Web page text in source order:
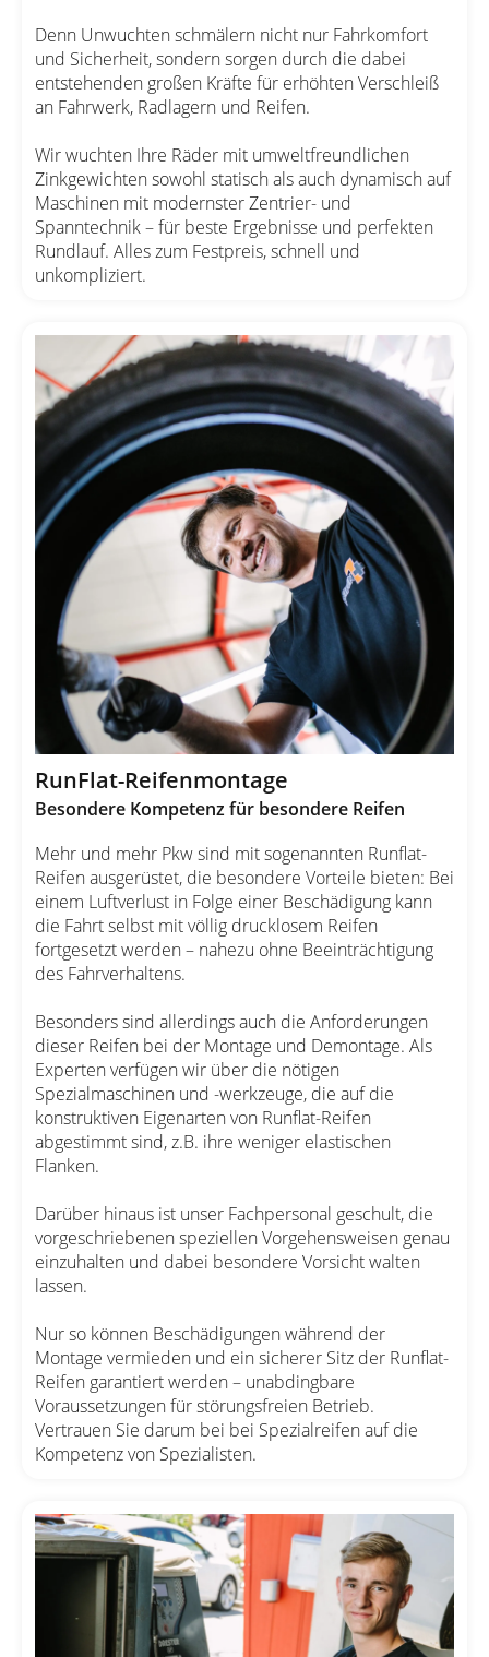
Denn Unwuchten schmälern nicht nur Fahrkomfort
und Sicherheit, sondern sorgen durch die dabei
entstehenden großen Kräfte für erhöhten Verschleiß
an Fahrwerk, Radlagern und Reifen.
Wir wuchten Ihre Räder mit umweltfreundlichen
Zinkgewichten sowohl statisch als auch dynamisch auf
Maschinen mit modernster Zentrier- und
Spanntechnik – für beste Ergebnisse und perfekten
Rundlauf. Alles zum Festpreis, schnell und
unkompliziert.
RunFlat-Reifenmontage
Besondere Kompetenz für besondere Reifen
Mehr und mehr Pkw sind mit sogenannten Runflat-
Reifen ausgerüstet, die besondere Vorteile bieten: Bei
einem Luftverlust in Folge einer Beschädigung kann
die Fahrt selbst mit völlig drucklosem Reifen
fortgesetzt werden – nahezu ohne Beeinträchtigung
des Fahrverhaltens.
Besonders sind allerdings auch die Anforderungen
dieser Reifen bei der Montage und Demontage. Als
Experten verfügen wir über die nötigen
Spezialmaschinen und -werkzeuge, die auf die
konstruktiven Eigenarten von Runflat-Reifen
abgestimmt sind, z.B. ihre weniger elastischen
Flanken.
Darüber hinaus ist unser Fachpersonal geschult, die
vorgeschriebenen speziellen Vorgehensweisen genau
einzuhalten und dabei besondere Vorsicht walten
lassen.
Nur so können Beschädigungen während der
Montage vermieden und ein sicherer Sitz der Runflat-
Reifen garantiert werden – unabdingbare
Voraussetzungen für störungsfreien Betrieb.
Vertrauen Sie darum bei bei Spezialreifen auf die
Kompetenz von Spezialisten.